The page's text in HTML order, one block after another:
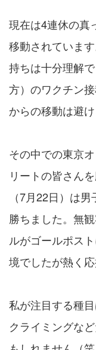
現在は4連休の真
移動されていま
持ちは十分理解
方）のワクチン
からの移動は避
その中での東京
リートの皆さん
（7月22日）は
勝ちました。無
ルがゴールポス
境でしたが熱く応
私が注目する種
クライミングな